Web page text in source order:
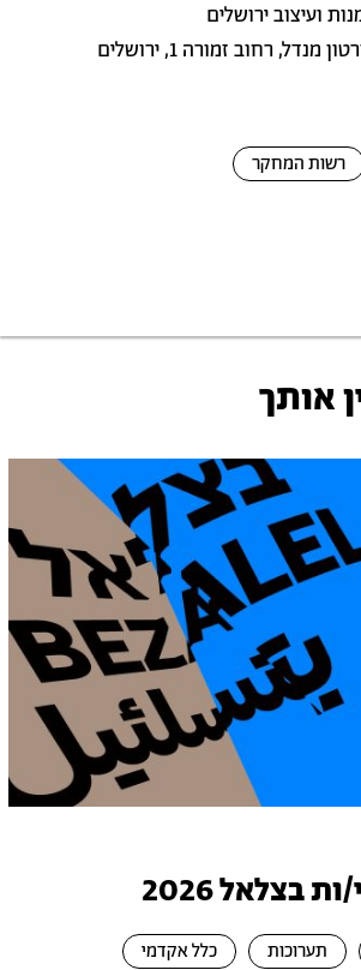
ועיצוב ירושלים
רחוב זמורה 1, ירושלים
רשות המחקר
אותך
בצלאל 2026
תערוכות כלל אקדמי